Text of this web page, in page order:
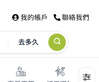
去多久
我的帳戶 聯絡我們